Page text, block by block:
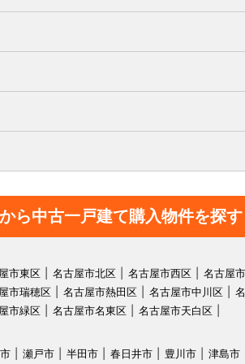
ら中古一戸建て購入物件を探す
市東区 名古屋市北区 名古屋市西区 名古屋
市瑞穂区 名古屋市熱田区 名古屋市中川区
市緑区 名古屋市名東区
名古屋市天白区
瀬戸市 半田市 春日井市 豊川市 津島市